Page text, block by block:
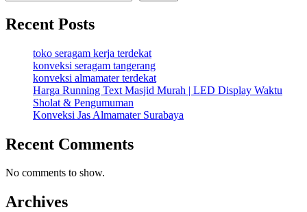
Recent Posts
toko seragam kerja terdekat
konveksi seragam tangerang
konveksi almamater terdekat
Harga Running Text Masjid Murah | LED Display Waktu
Sholat & Pengumuman
Konveksi Jas Almamater Surabaya
Recent Comments
No comments to show.
Archives